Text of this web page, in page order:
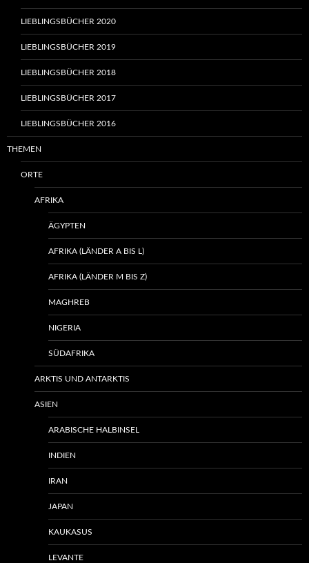
LIEBLINGSBÜCHER 2020
LIEBLINGSBÜCHER 2019
LIEBLINGSBÜCHER 2018
LIEBLINGSBÜCHER 2017
LIEBLINGSBÜCHER 2016
THEMEN
ORTE
AFRIKA
ÄGYPTEN
AFRIKA (LÄNDER A BIS L)
AFRIKA (LÄNDER M BIS Z)
MAGHREB
NIGERIA
SÜDAFRIKA
ARKTIS UND ANTARKTIS
ASIEN
ARABISCHE HALBINSEL
INDIEN
IRAN
JAPAN
KAUKASUS
LEVANTE